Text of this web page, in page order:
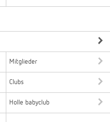
Mitglieder
Clubs
Holle babyclub